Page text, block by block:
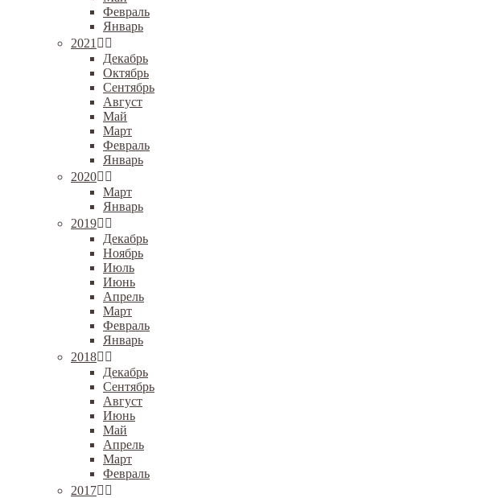
Февраль
Январь
2021
Декабрь
Октябрь
Сентябрь
Август
Май
Март
Февраль
Январь
2020
Март
Январь
2019
Декабрь
Ноябрь
Июль
Июнь
Апрель
Март
Февраль
Январь
2018
Декабрь
Сентябрь
Август
Июнь
Май
Апрель
Март
Февраль
2017